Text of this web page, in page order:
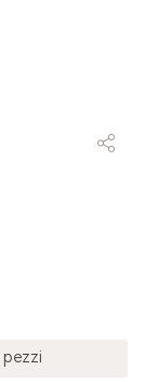
pezzi